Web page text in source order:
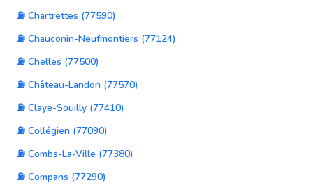
⛽ Chartrettes (77590)
⛽ Chauconin-Neufmontiers (77124)
⛽ Chelles (77500)
⛽ Château-Landon (77570)
⛽ Claye-Souilly (77410)
⛽ Collégien (77090)
⛽ Combs-La-Ville (77380)
⛽ Compans (77290)